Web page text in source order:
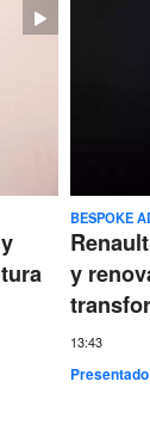
BESPOKE
y
13:43